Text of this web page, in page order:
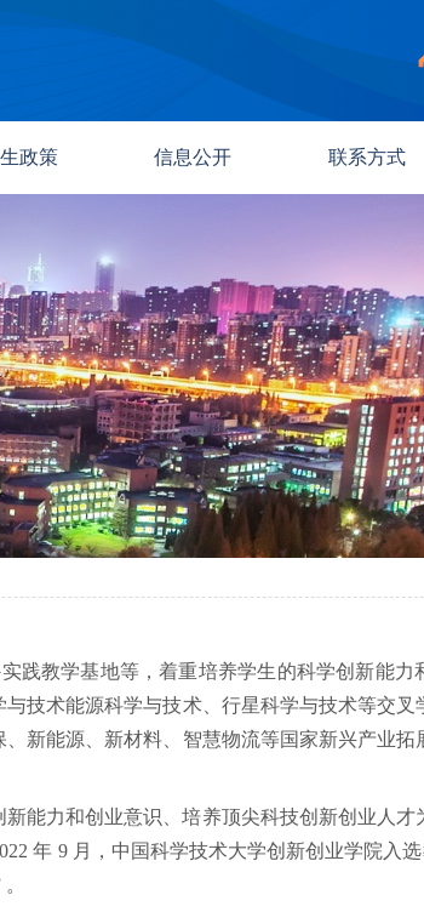
政策 信息公开 联系方式
践教学基地等 ，着重培养学生的科学创新能力
技术能源科学与技术、行星科学与技术等交叉
新能源、新材料、智慧物流等国家新兴产业
能力和创业意识、培养顶尖科技创新创业人
年 9 月，中国科学技术大学创新创业学院入